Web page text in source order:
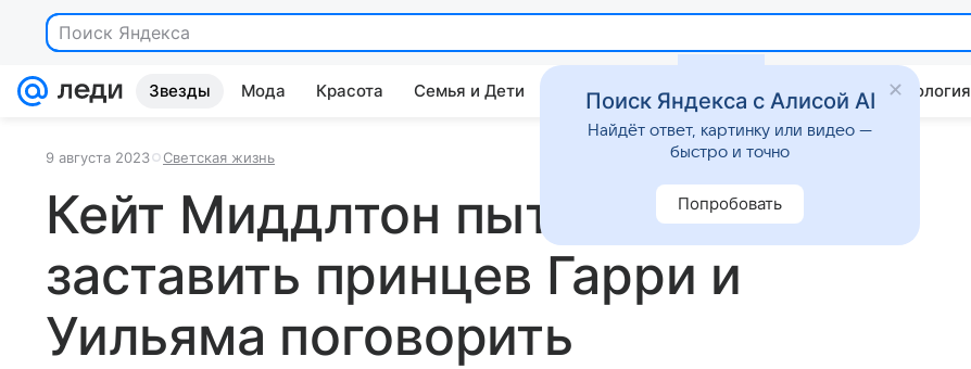
Звезды Мода Красота Семья и Дети Дом Гороскопы Стиль жизни Психология
9 августа 2023 Светская жизнь
Кейт Миддлтон пытается
заставить принцев Гарри и
Уильяма поговорить
Поиск Яндекса с Алисой AI
Найдёт ответ, картинку или видео —
быстро и точно
Попробовать